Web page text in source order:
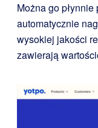
Można go płynnie
automatycznie
wysokiej jakości
zawierają